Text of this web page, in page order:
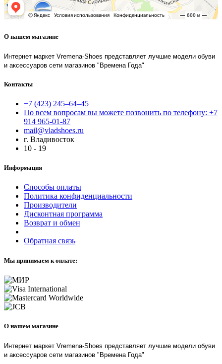
О нашем магазине
Интернет маркет Vremena-Shoes представляет лучшие модели обуви
и аксессуаров сети магазинов "Времена Года"
Контакты
+7 (423) 245–64–45
По всем вопросам вы можете позвонить по телефону: +7
914 965-01-87
mail@vladshoes.ru
г. Владивосток
10 - 19
Информация
Способы оплаты
Политика конфиденциальности
Производители
Дисконтная программа
Возврат и обмен
Обратная связь
Мы принимаем к оплате:
О нашем магазине
Интернет маркет Vremena-Shoes представляет лучшие модели обуви
и аксессуаров сети магазинов "Времена Года"